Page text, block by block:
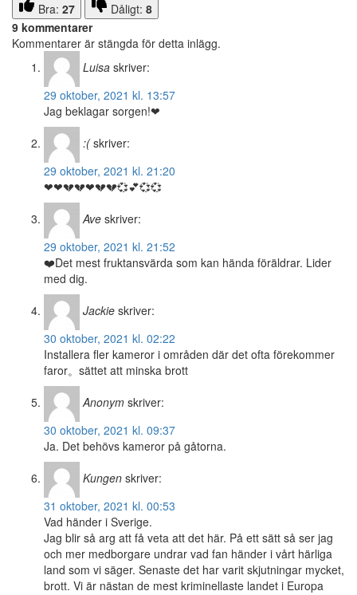
Bra: 27 Dåligt: 8
9 kommentarer
Kommentarer är stängda för detta inlägg.
Luisa skriver:
29 oktober, 2021 kl. 13:57
Jag beklagar sorgen!❤
:( skriver:
29 oktober, 2021 kl. 21:20
❤❤💔💔❤💔💔💞💕💞💞
Ave skriver:
29 oktober, 2021 kl. 21:52
❤️Det mest fruktansvärda som kan hända föräldrar. Lider
med dig.
Jackie skriver:
30 oktober, 2021 kl. 02:22
Installera fler kameror i områden där det ofta förekommer
faror。sättet att minska brott
Anonym skriver:
30 oktober, 2021 kl. 09:37
Ja. Det behövs kameror på gåtorna.
Kungen skriver:
31 oktober, 2021 kl. 00:53
Vad händer i Sverige.
Jag blir så arg att få veta att det här. På ett sätt så ser jag
och mer medborgare undrar vad fan händer i vårt härliga
land som vi säger. Senaste det har varit skjutningar mycket,
brott. Vi är nästan de mest kriminellaste landet i Europa